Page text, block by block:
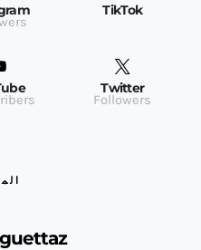
TikTok
Twitter
Followers